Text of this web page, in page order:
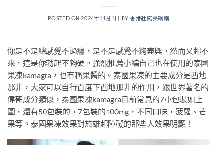
POSTED ON 2024年11月1日 BY香港壯陽藥網購
你是不是總感覺不過癮，是不是感覺不夠盡興，然而又起不
來，這是你勃起不夠硬。強烈推薦小編自己也在使用的泰國
果凍kamagra，也有稱果醬的。泰國果凍的主要成分是西地
那非，大家可以自行百度下西地那非的作用，跟世界著名的
偉哥成分類似，泰國果凍kamagra目前常見的7小包裝如上
圖，還有50包裝的，7包裝的100mg，不同口味，菠蘿、芒
果等。泰國果凍效果對於雄起障礙的那些人效果明顯！